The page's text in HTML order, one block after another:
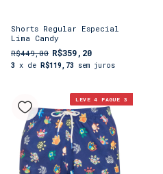
Shorts Regular Especial
Lima Candy
R$449,00 R$359,20
3 x de R$119,73 sem juros
LEVE 4 PAGUE 3